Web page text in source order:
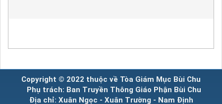
Copyright © 2022 thuộc về Tòa Giám Mục Bùi Chu
Phụ trách: Ban Truyền Thông Giáo Phận Bùi Chu
Địa chỉ: Xuân Ngọc - Xuân Trường - Nam Định